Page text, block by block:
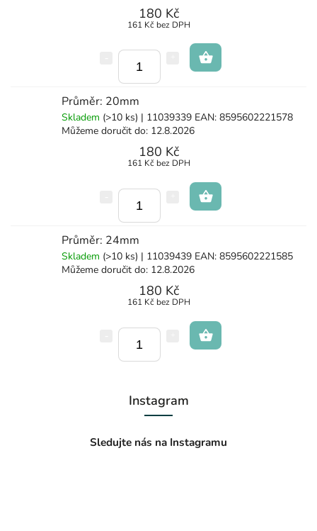
180 Kč
161 Kč bez DPH
Průměr: 20mm
Skladem (>10 ks) | 11039339 EAN: 8595602221578
Můžeme doručit do: 12.8.2026
180 Kč
161 Kč bez DPH
Průměr: 24mm
Skladem (>10 ks) | 11039439 EAN: 8595602221585
Můžeme doručit do: 12.8.2026
180 Kč
161 Kč bez DPH
Instagram
Sledujte nás na Instagramu